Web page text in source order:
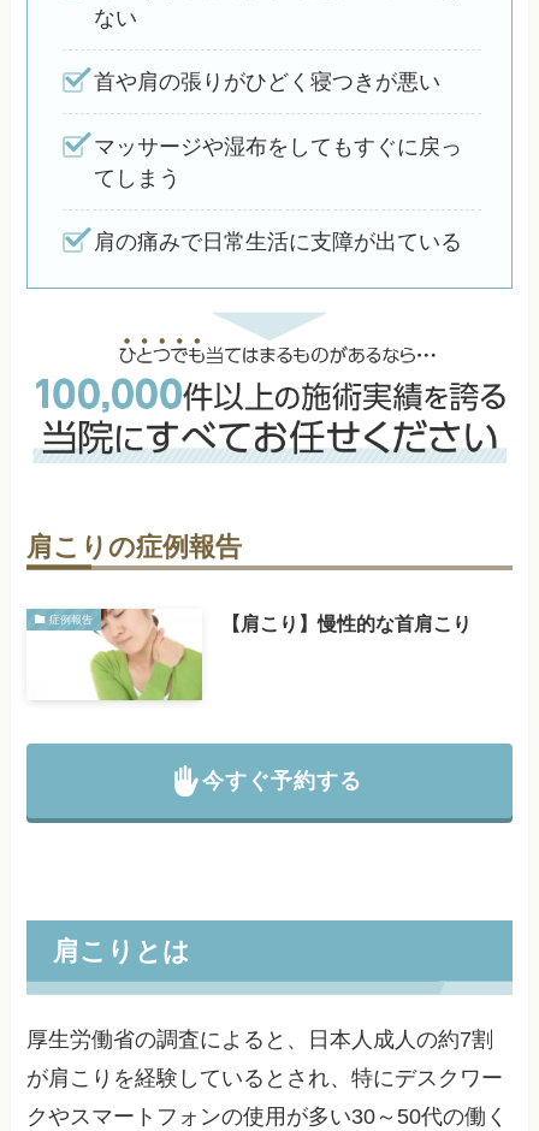
ない
首や肩の張りがひどく寝つきが悪い
マッサージや湿布をしてもすぐに戻っ
てしまう
肩の痛みで日常生活に支障が出ている
肩こりの症例報告
症例報告 【肩こり】慢性的な首肩こり
今すぐ予約する
肩こりとは
厚生労働省の調査によると、日本人成人の約7割
が肩こりを経験しているとされ、特にデスクワー
クやスマートフォンの使用が多い30～50代の働く